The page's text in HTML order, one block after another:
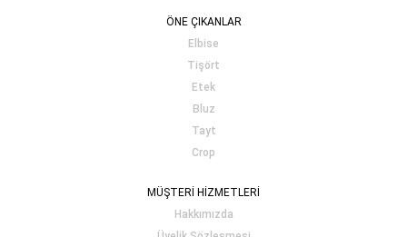
ÖNE ÇIKANLAR
Elbise
Tişört
Etek
Bluz
Tayt
Crop
MÜŞTERİ HİZMETLERİ
Hakkımızda